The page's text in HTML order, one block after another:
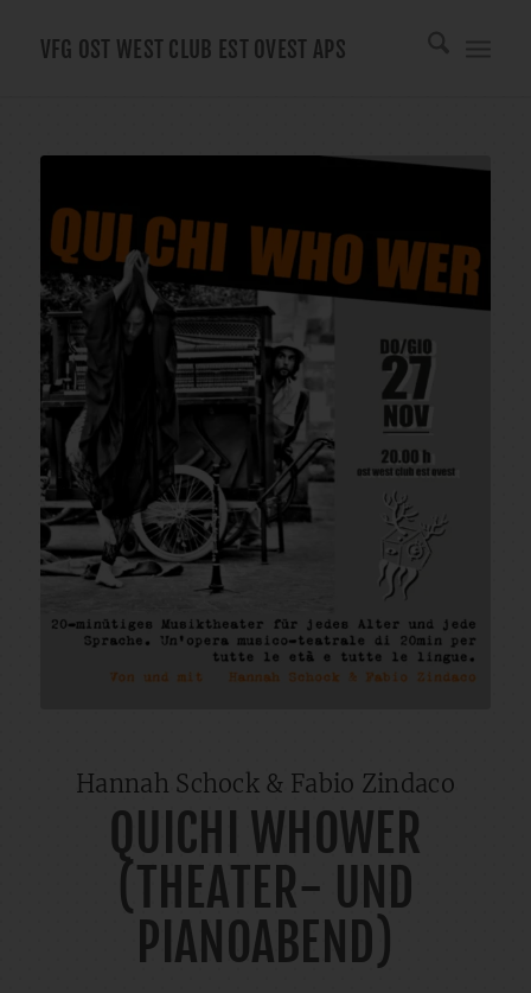
VFG OST WEST CLUB EST OVEST APS
Hannah Schock & Fabio Zindaco
QUICHI WHOWER
(THEATER- UND
PIANOABEND)